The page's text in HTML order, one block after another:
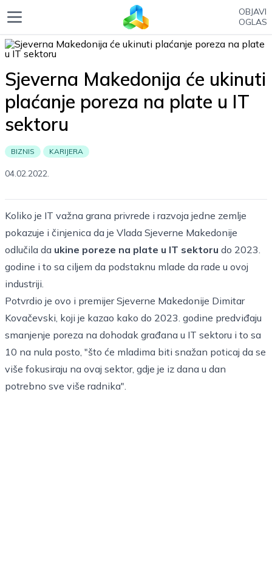
OBJAVI
OGLAS
Sjeverna Makedonija će ukinuti
plaćanje poreza na plate u IT
sektoru
BIZNIS KARIJERA
04.02.2022.
Koliko je IT važna grana privrede i razvoja jedne zemlje
pokazuje i činjenica da je Vlada Sjeverne Makedonije
odlučila da ukine poreze na plate u IT sektoru do 2023.
godine i to sa ciljem da podstaknu mlade da rade u ovoj
industriji.
Potvrdio je ovo i premijer Sjeverne Makedonije Dimitar
Kovačevski, koji je kazao kako do 2023. godine predviđaju
smanjenje poreza na dohodak građana u IT sektoru i to sa
10 na nula posto, "što će mladima biti snažan poticaj da se
više fokusiraju na ovaj sektor, gdje je iz dana u dan
potrebno sve više radnika".